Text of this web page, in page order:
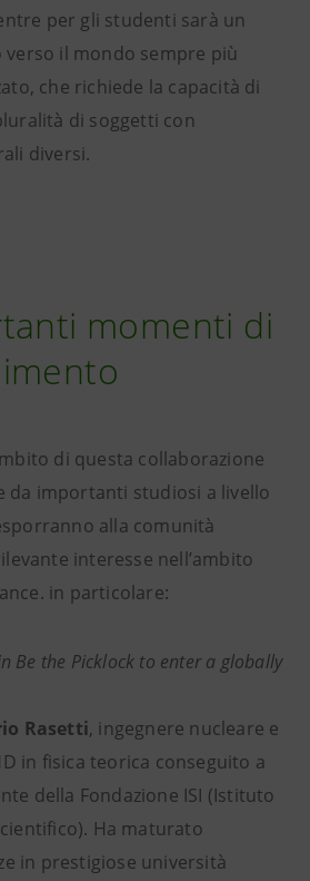
per gli studenti sarà un
il mondo sempre più
che richiede la capacità di
di soggetti con
diversi.
momenti di
di questa collaborazione
da importanti studiosi a livello
alla comunità
interesse nell’ambito
in particolare:
Be the Picklock to enter a globally
Rasetti, ingegnere nucleare e
in fisica teorica conseguito a
della Fondazione ISI (Istituto
Ha maturato
in prestigiose università